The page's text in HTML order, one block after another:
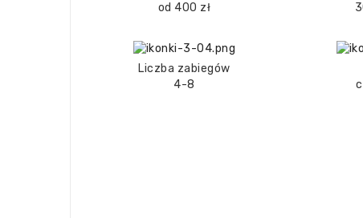
od 400 zł
Liczba zabiegów
4-8